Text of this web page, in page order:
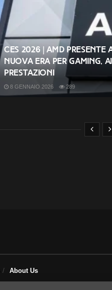
CES 2026 | AMD presente
nuova era per gaming,
prestazioni
8 GENNAIO 2026 289
About Us